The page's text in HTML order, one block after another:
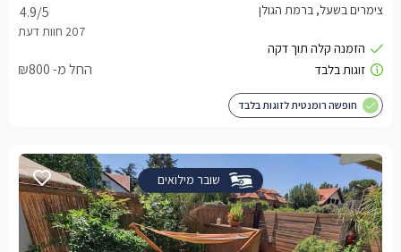
4.9/5 צימרים בשעל, ברמת הגולן
החל מ- ₪800
חופשה רומנטית לזוגות בלבד
שובר מילואים